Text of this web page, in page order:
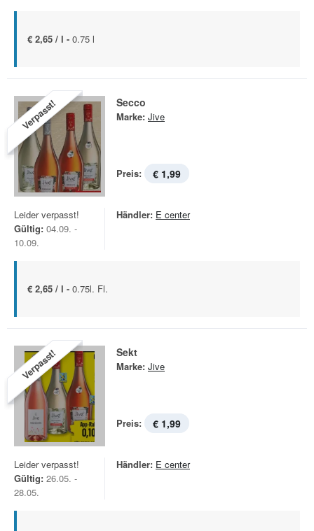
€ 2,65 / l - 0.75 l
Verpasst! Secco
Marke: Jive
Preis: € 1,99
Leider verpasst!
Gültig: 04.09. -
10.09.
Händler: E center
€ 2,65 / l - 0.75l. Fl.
Verpasst! Sekt
Marke: Jive
Preis: € 1,99
Leider verpasst!
Gültig: 26.05. -
28.05.
Händler: E center